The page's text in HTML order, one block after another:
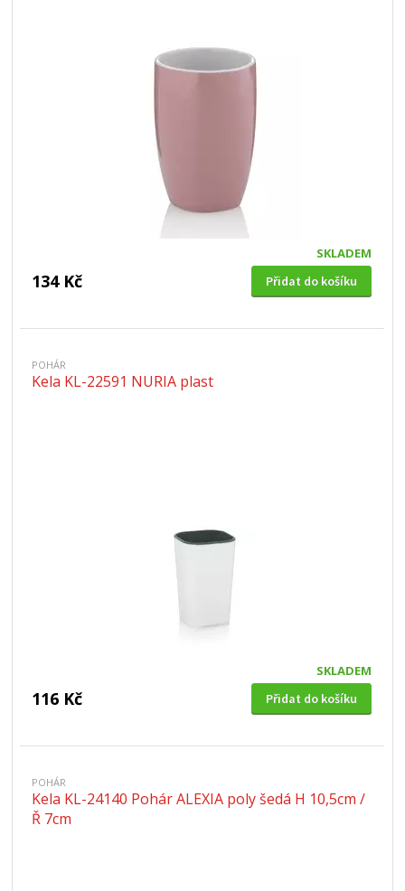
SKLADEM
134 Kč Přidat do košíku
POHÁR
Kela KL-22591 NURIA plast
SKLADEM
116 Kč Přidat do košíku
POHÁR
Kela KL-24140 Pohár ALEXIA poly šedá H 10,5cm /
Ř 7cm